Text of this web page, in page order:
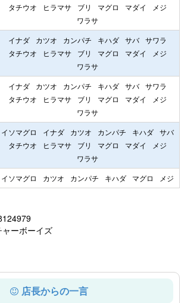
タチウオ
ヒラマサ ブリ マグロ マダイ
メジ
ワラサ
イナダ カツオ カンパチ キハダ サバ
サワラ
タチウオ
ヒラマサ ブリ マグロ マダイ
メジ
ワラサ
イナダ カツオ カンパチ キハダ サバ
サワラ
タチウオ
ヒラマサ ブリ マグロ マダイ
メジ
ワラサ
イソマグロ イナダ カツオ カンパチ キハダ
サバ
タチウオ
ヒラマサ ブリ マグロ マダイ
メジ
ワラサ
イソマグロ カツオ カンパチ キハダ マグロ メジ
ーボーイズ
店長からの一言